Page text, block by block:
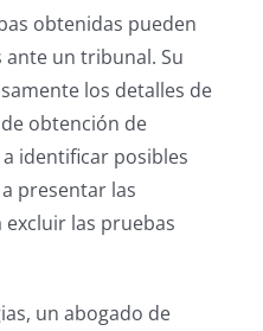
obtenidas pueden
un tribunal. Su
los detalles de
obtención de
identificar posibles
presentar las
las pruebas
un abogado de